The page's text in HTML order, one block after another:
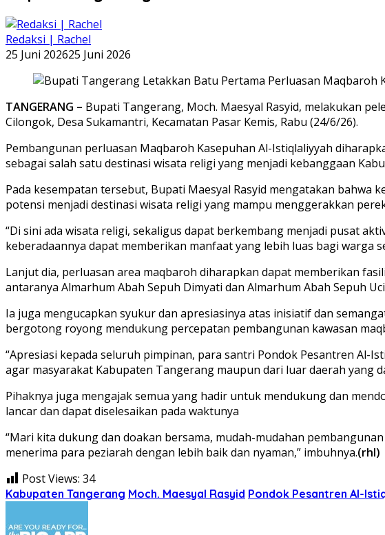
Redaksi | Rachel
25 Juni 202625 Juni 2026
TANGERANG – Bupati Tangerang, Moch. Maesyal Rasyid, melakukan
Cilongok, Desa Sukamantri, Kecamatan Pasar Kemis, Rabu (24/6/26).
Pembangunan perluasan Maqbaroh Kasepuhan Al-Istiqlaliyyah
sebagai salah satu destinasi wisata religi yang menjadi kebanggaan
Pada kesempatan tersebut, Bupati Maesyal Rasyid mengatakan
potensi menjadi destinasi wisata religi yang mampu menggerakkan
“Di sini ada wisata religi, sekaligus dapat berkembang menjadi pusat
keberadaannya dapat memberikan manfaat yang lebih luas bagi warga
Lanjut dia, perluasan area maqbaroh diharapkan dapat memberikan
antaranya Almarhum Abah Sepuh Dimyati dan Almarhum Abah Sepuh
Ia juga mengucapkan syukur dan apresiasinya atas inisiatif dan
bergotong royong mendukung percepatan pembangunan kawasan
“Apresiasi kepada seluruh pimpinan, para santri Pondok Pesantren Al-
agar masyarakat Kabupaten Tangerang maupun dari luar daerah yang
Pihaknya juga mengajak semua yang hadir untuk mendukung dan
lancar dan dapat diselesaikan pada waktunya
“Mari kita dukung dan doakan bersama, mudah-mudahan
menerima para peziarah dengan lebih baik dan nyaman,” imbuhnya.(rhl)
Post Views: 34
Kabupaten Tangerang Moch. Maesyal Rasyid Pondok Pesantren Al-